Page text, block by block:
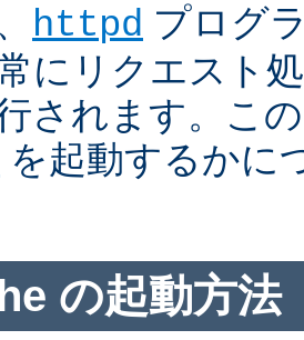
httpd プログ
にリクエスト
されます。こ
を起動するかに
の起動方法